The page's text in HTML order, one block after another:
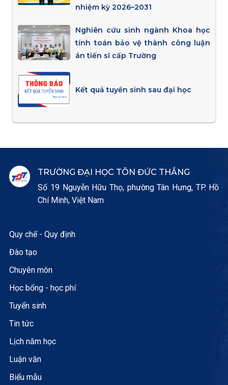
nhiệm kỳ 2026–2031
Nghiên cứu sinh ngành Khoa học
tính toán bảo vệ thành công luận
án tiến sĩ cấp Trường
Kết quả tuyển sinh sau đại học
TRƯỜNG ĐẠI HỌC TÔN ĐỨC THẮNG
Số 19 Nguyễn Hữu Thọ, phường Tân Hưng, TP. Hồ
Chí Minh, Việt Nam
Quy chế - Quy định
Đào tạo
Chuyên môn
Học bổng - học phí
Tuyển sinh
Tin tức
Lịch năm học
Luận văn
Biểu mẫu